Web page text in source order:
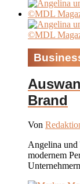
Brand
Von
Angelina und
modernem